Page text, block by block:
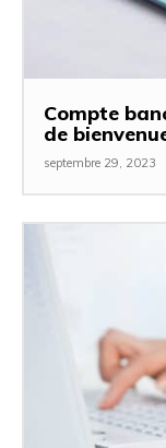
Compte
de
septembre 29, 2023